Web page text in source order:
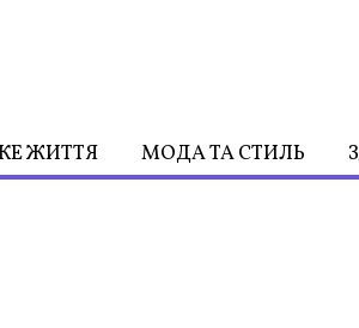
ЖИТТЯ МОДА ТА СТИЛЬ